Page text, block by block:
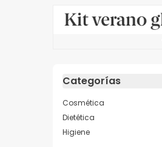
Categorías
Cosmética
Dietética
Higiene